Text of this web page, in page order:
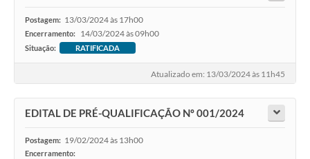
Postagem: 13/03/2024 às 17h00
Encerramento: 14/03/2024 às 09h00
Situação: RATIFICADA
Atualizado em: 13/03/2024 às 11h45
EDITAL DE PRÉ-QUALIFICAÇÃO Nº 001/2024
Postagem: 19/02/2024 às 13h00
Encerramento: